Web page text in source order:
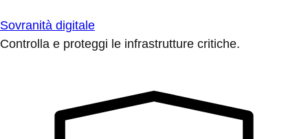
Sovranità digitale
Controlla e proteggi le infrastrutture critiche.